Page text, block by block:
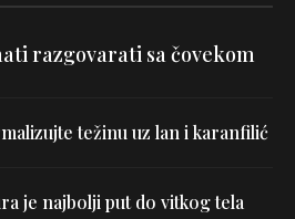
razgovarati sa čovekom
težinu uz lan i karanfilić
je najbolji put do vitkog tela